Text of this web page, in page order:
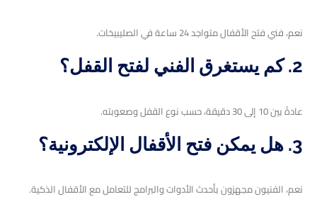
نعم، فني فتح الأقفال متواجد 24 ساعة في الصليبيخات.
2. كم يستغرق الفني لفتح القفل؟
عادةً بين 10 إلى 30 دقيقة، حسب نوع القفل وصعوبته.
3. هل يمكن فتح الأقفال الإلكترونية؟
نعم، الفنيون مجهزون بأحدث الأدوات والبرامج للتعامل مع الأقفال الذكية.